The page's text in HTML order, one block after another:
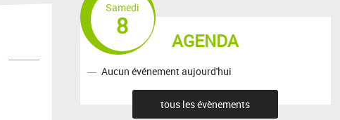
AGENDA
Samedi
8
Aucun événement aujourd'hui
tous les évènements